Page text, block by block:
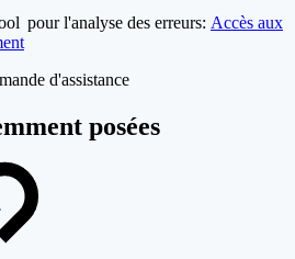
pour l'analyse des erreurs: Accès aux
d'assistance
posées